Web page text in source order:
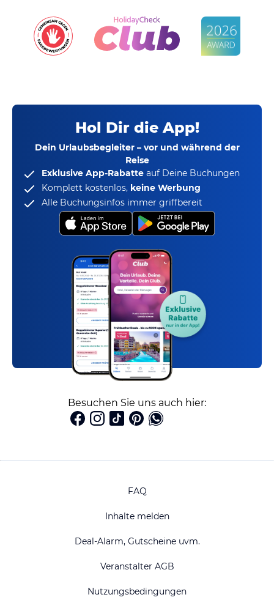
Hol Dir die App!
Dein Urlaubsbegleiter – vor und während der
Reise
Exklusive App-Rabatte auf Deine Buchungen
Komplett kostenlos, keine Werbung
Alle Buchungsinfos immer griffbereit
Besuchen Sie uns auch hier:
FAQ
Inhalte melden
Deal-Alarm, Gutscheine uvm.
Veranstalter AGB
Nutzungsbedingungen